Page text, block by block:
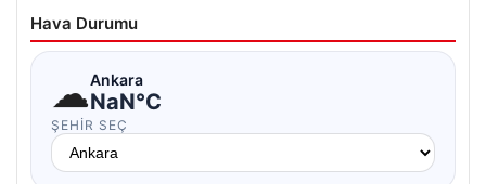
Hava Durumu
☁Ankara
NaN°C
ŞEHIR SEÇ